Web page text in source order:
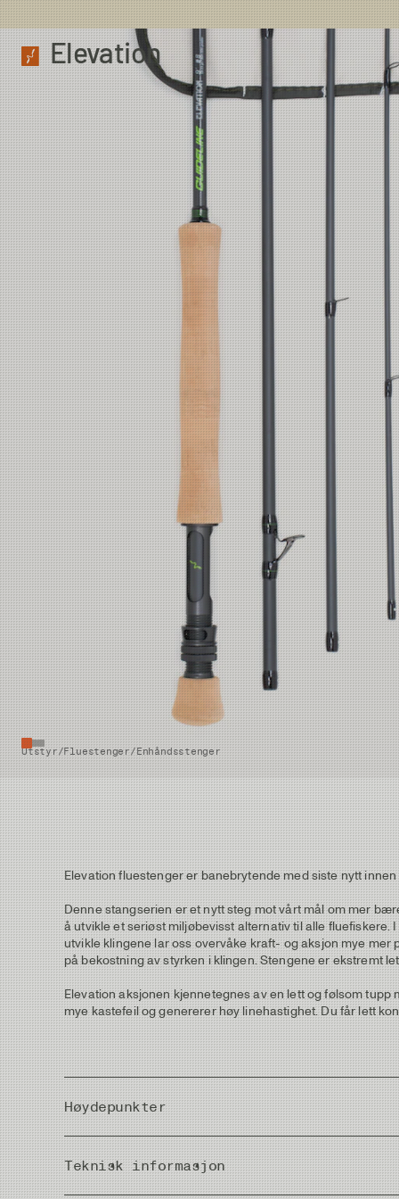
Elevation
Utstyr/Fluestenger/Enhåndsstenger
Elevation fluestenger er banebrytende med siste nytt
Denne stangserien er et nytt steg mot vårt mål om mer
å utvikle et seriøst miljøbevisst alternativ til alle
utvikle klingene lar oss overvåke kraft- og aksjon mye
på bekostning av styrken i klingen. Stengene er ekstremt
Elevation aksjonen kjennetegnes av en lett og følsom
mye kastefeil og genererer høy linehastighet. Du får lett
Høydepunkter
Stangemnene er matte og lett slipt med naturlig grå
før vannet brukt i prosessen sendes til det lokale
Nye, diskrete full wells grep laget av 3A kork uten
Teknisk informasjon